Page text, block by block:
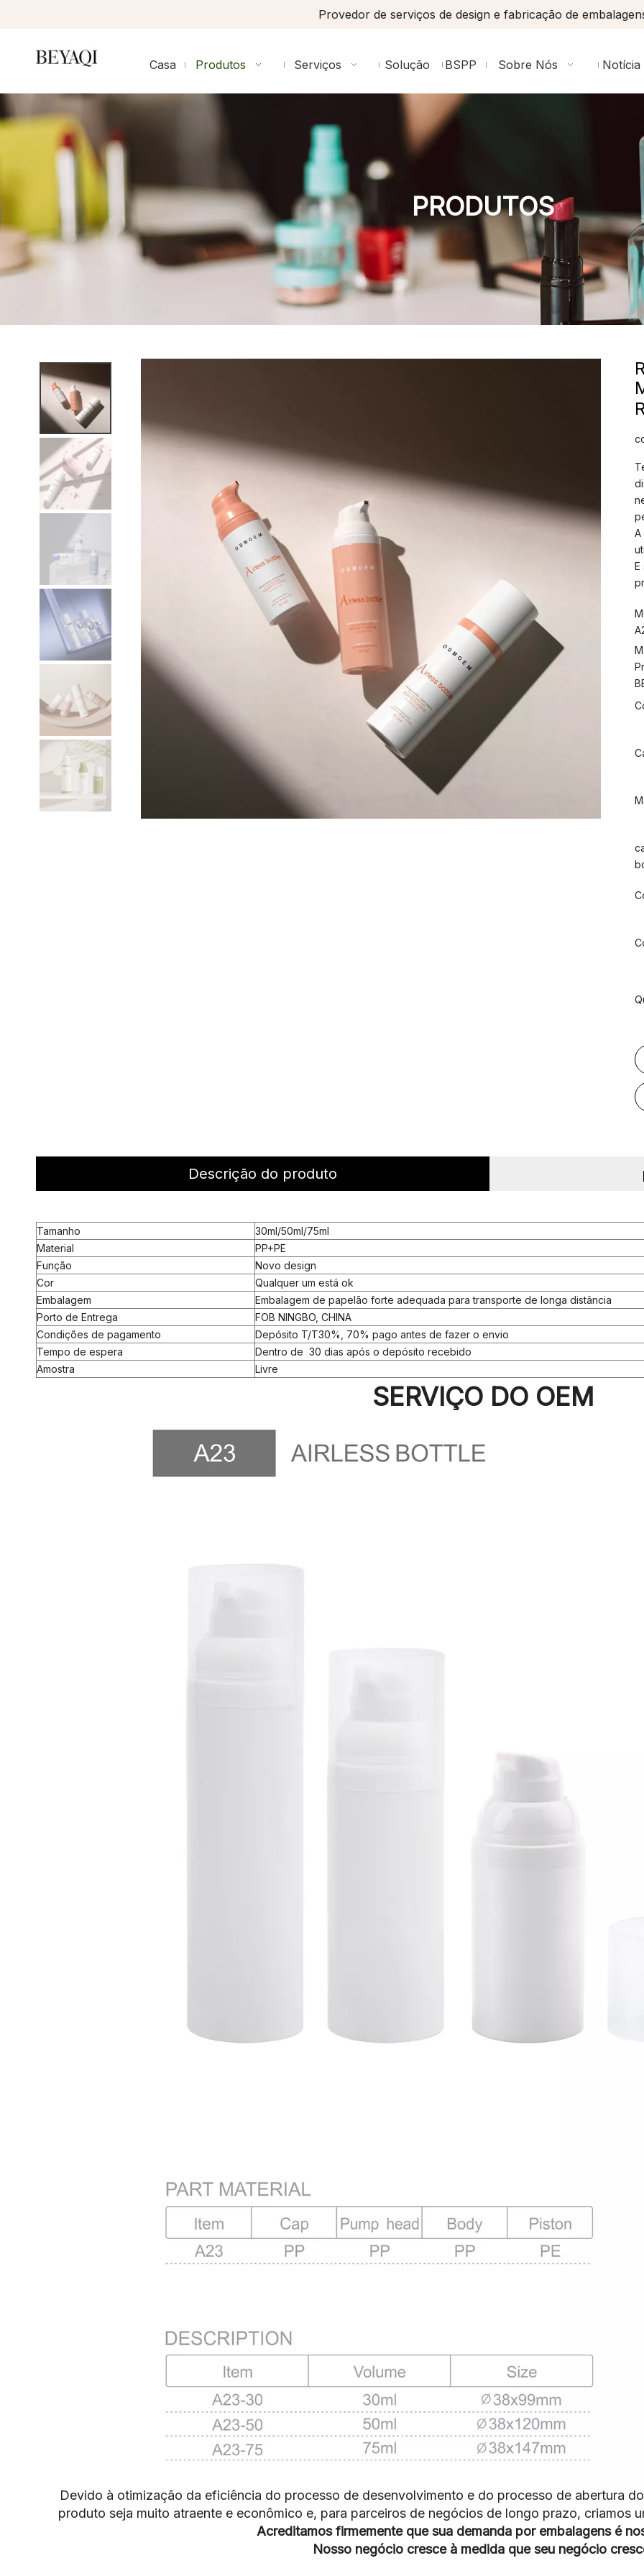
Provedor de serviços de design e fabricação de
Casa Produtos Serviços Solução BSPP Sobre Nós Notícia
PRODUTOS
Descrição do produto
Tamanho
30ml/50ml/75ml
Material
PP+PE
Função
Novo design
Cor
Qualquer um está ok
Embalagem
Embalagem de papelão forte adequada para transporte de longa distância
Porto de Entrega
FOB NINGBO, CHINA
Condições de pagamento
Depósito T/T30%, 70% pago antes de fazer o envio
Tempo de espera
Dentro de 30 dias após o depósito recebido
Amostra
Livre
SERVIÇO DO OEM
Devido à otimização da eficiência do processo de desenvolvimento e do processo de abertura
produto seja muito atraente e econômico e, para parceiros de negócios de longo prazo, criamos
Acreditamos firmemente que sua demanda por embalagens é
Nosso negócio cresce à medida que seu negócio